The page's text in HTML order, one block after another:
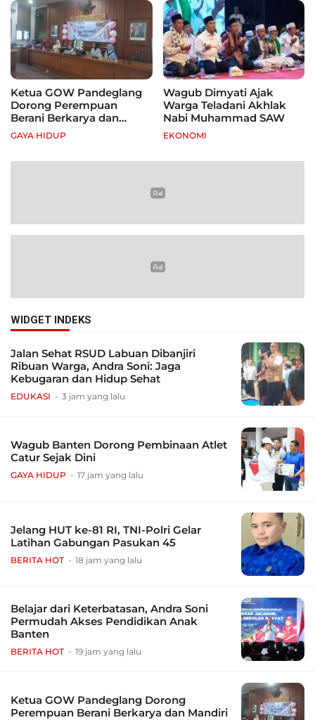
Ketua GOW Pandeglang
Dorong Perempuan
Berani Berkarya dan
Mandiri
GAYA HIDUP
Wagub Dimyati Ajak
Warga Teladani Akhlak
Nabi Muhammad SAW
EKONOMI
WIDGET INDEKS
Jalan Sehat RSUD Labuan Dibanjiri
Ribuan Warga, Andra Soni: Jaga
Kebugaran dan Hidup Sehat
EDUKASI 3 jam yang lalu
Wagub Banten Dorong Pembinaan Atlet
Catur Sejak Dini
GAYA HIDUP 17 jam yang lalu
Jelang HUT ke-81 RI, TNI-Polri Gelar
Latihan Gabungan Pasukan 45
BERITA HOT 18 jam yang lalu
Belajar dari Keterbatasan, Andra Soni
Permudah Akses Pendidikan Anak
Banten
BERITA HOT 19 jam yang lalu
Ketua GOW Pandeglang Dorong
Perempuan Berani Berkarya dan Mandiri